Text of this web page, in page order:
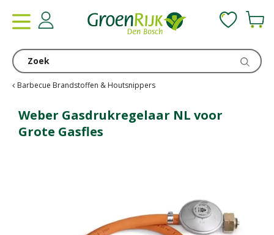
Barbecue Brandstoffen & Houtsnippers
Weber Gasdrukregelaar NL voor
Grote Gasfles